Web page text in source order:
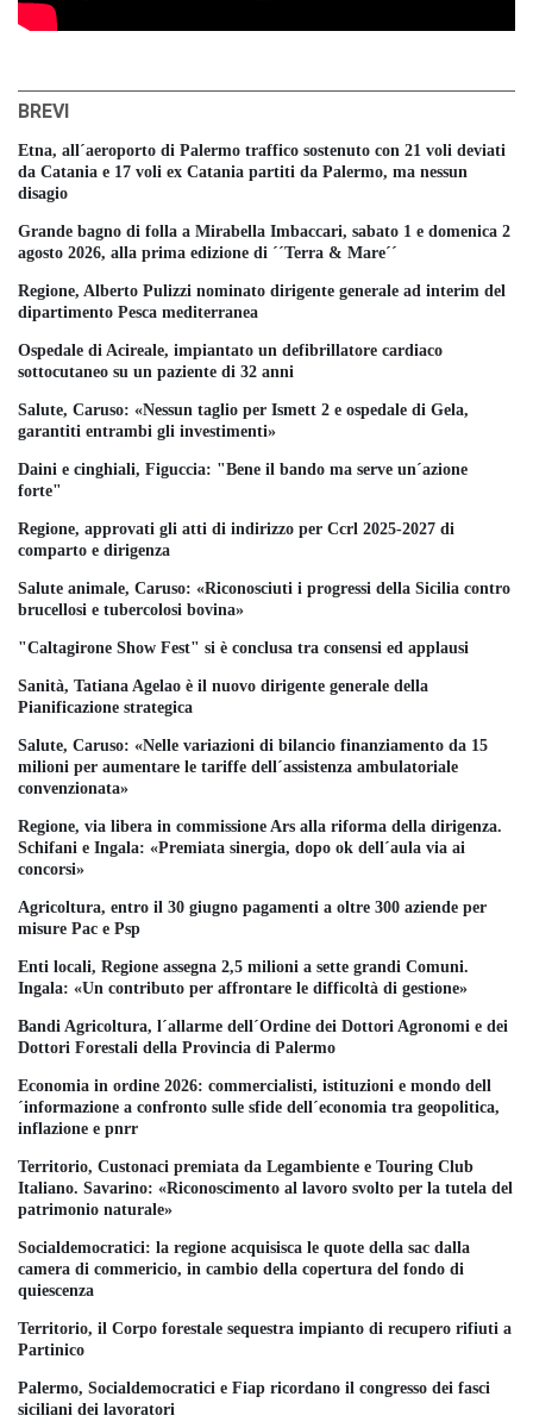
BREVI
Etna, all´aeroporto di Palermo traffico sostenuto con 21 voli deviati
da Catania e 17 voli ex Catania partiti da Palermo, ma nessun
disagio
Grande bagno di folla a Mirabella Imbaccari, sabato 1 e domenica 2
agosto 2026, alla prima edizione di ´´Terra & Mare´´
Regione, Alberto Pulizzi nominato dirigente generale ad interim del
dipartimento Pesca mediterranea
Ospedale di Acireale, impiantato un defibrillatore cardiaco
sottocutaneo su un paziente di 32 anni
Salute, Caruso: «Nessun taglio per Ismett 2 e ospedale di Gela,
garantiti entrambi gli investimenti»
Daini e cinghiali, Figuccia: "Bene il bando ma serve un´azione
forte"
Regione, approvati gli atti di indirizzo per Ccrl 2025-2027 di
comparto e dirigenza
Salute animale, Caruso: «Riconosciuti i progressi della Sicilia contro
brucellosi e tubercolosi bovina»
"Caltagirone Show Fest" si è conclusa tra consensi ed applausi
Sanità, Tatiana Agelao è il nuovo dirigente generale della
Pianificazione strategica
Salute, Caruso: «Nelle variazioni di bilancio finanziamento da 15
milioni per aumentare le tariffe dell´assistenza ambulatoriale
convenzionata»
Regione, via libera in commissione Ars alla riforma della dirigenza.
Schifani e Ingala: «Premiata sinergia, dopo ok dell´aula via ai
concorsi»
Agricoltura, entro il 30 giugno pagamenti a oltre 300 aziende per
misure Pac e Psp
Enti locali, Regione assegna 2,5 milioni a sette grandi Comuni.
Ingala: «Un contributo per affrontare le difficoltà di gestione»
Bandi Agricoltura, l´allarme dell´Ordine dei Dottori Agronomi e dei
Dottori Forestali della Provincia di Palermo
Economia in ordine 2026: commercialisti, istituzioni e mondo dell
´informazione a confronto sulle sfide dell´economia tra geopolitica,
inflazione e pnrr
Territorio, Custonaci premiata da Legambiente e Touring Club
Italiano. Savarino: «Riconoscimento al lavoro svolto per la tutela del
patrimonio naturale»
Socialdemocratici: la regione acquisisca le quote della sac dalla
camera di commericio, in cambio della copertura del fondo di
quiescenza
Territorio, il Corpo forestale sequestra impianto di recupero rifiuti a
Partinico
Palermo, Socialdemocratici e Fiap ricordano il congresso dei fasci
siciliani dei lavoratori